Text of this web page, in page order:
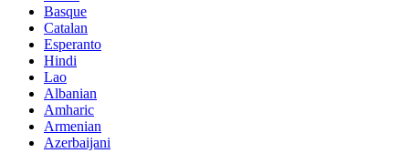
Basque
Catalan
Esperanto
Hindi
Lao
Albanian
Amharic
Armenian
Azerbaijani